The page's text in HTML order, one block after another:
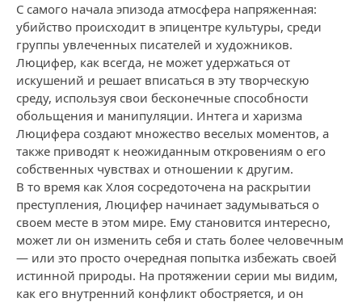
С самого начала эпизода атмосфера напряженная:
убийство происходит в эпицентре культуры, среди
группы увлеченных писателей и художников.
Люцифер, как всегда, не может удержаться от
искушений и решает вписаться в эту творческую
среду, используя свои бесконечные способности
обольщения и манипуляции. Интега и харизма
Люцифера создают множество веселых моментов, а
также приводят к неожиданным откровениям о его
собственных чувствах и отношении к другим.
В то время как Хлоя сосредоточена на раскрытии
преступления, Люцифер начинает задумываться о
своем месте в этом мире. Ему становится интересно,
может ли он изменить себя и стать более человечным
— или это просто очередная попытка избежать своей
истинной природы. На протяжении серии мы видим,
как его внутренний конфликт обостряется, и он